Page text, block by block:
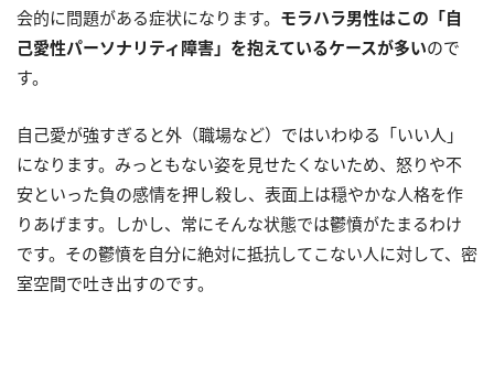
会的に問題がある症状になります。 モラハラ男性はこの「自
己愛性パーソナリティ障害」を抱えているケースが多いので
す。
自己愛が強すぎると外（職場など）ではいわゆる「いい人」
になります。みっともない姿を見せたくないため、怒りや不
安といった負の感情を押し殺し、表面上は穏やかな人格を作
りあげます。しかし、常にそんな状態では鬱憤がたまるわけ
です。その鬱憤を自分に絶対に抵抗してこない人に対して、密
室空間で吐き出すのです。